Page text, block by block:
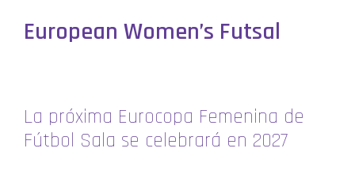
European Women’s Futsal
La próxima Eurocopa Femenina de
Fútbol Sala se celebrará en 2027